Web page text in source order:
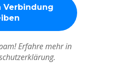
Erfahre mehr in